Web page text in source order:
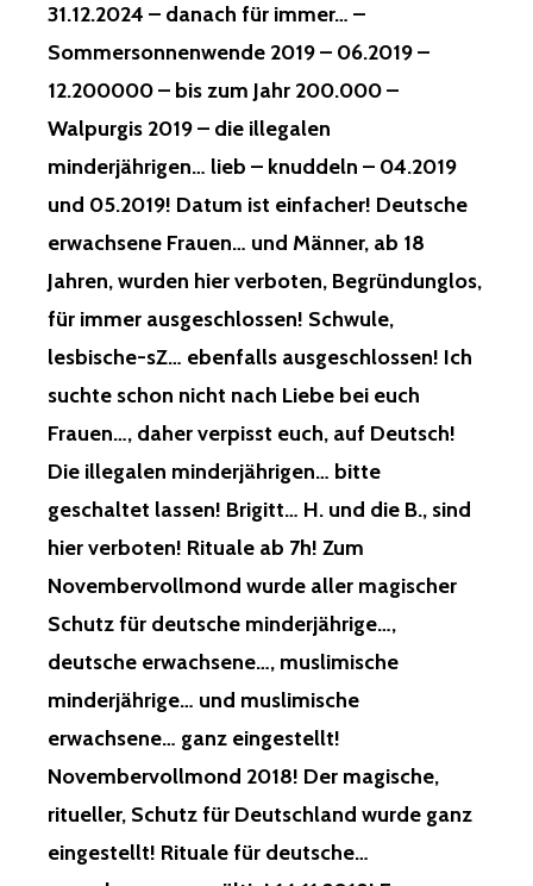
31.12.2024 – danach für immer… –
Sommersonnenwende 2019 – 06.2019 –
12.200000 – bis zum Jahr 200.000 –
Walpurgis 2019 – die illegalen
minderjährigen… lieb – knuddeln – 04.2019
und 05.2019! Datum ist einfacher! Deutsche
erwachsene Frauen… und Männer, ab 18
Jahren, wurden hier verboten, Begründunglos,
für immer ausgeschlossen! Schwule,
lesbische-sZ… ebenfalls ausgeschlossen! Ich
suchte schon nicht nach Liebe bei euch
Frauen…, daher verpisst euch, auf Deutsch!
Die illegalen minderjährigen… bitte
geschaltet lassen! Brigitt… H. und die B., sind
hier verboten! Rituale ab 7h! Zum
Novembervollmond wurde aller magischer
Schutz für deutsche minderjährige…,
deutsche erwachsene…, muslimische
minderjährige… und muslimische
erwachsene… ganz eingestellt!
Novembervollmond 2018! Der magische,
ritueller, Schutz für Deutschland wurde ganz
eingestellt! Rituale für deutsche…